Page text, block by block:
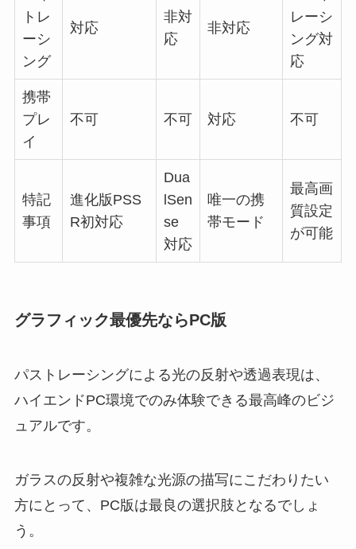
トレ
ーシ
ング
対応
非対
応
非対応
レーシ
ング対
応
携帯
プレ
イ
不可 不可 対応 不可
特記
事項
進化版PSS
R初対応
Dua
lSen
se
対応
唯一の携
帯モード
最高画
質設定
が可能
グラフィック最優先ならPC版
パストレーシングによる光の反射や透過表現は、
ハイエンドPC環境でのみ体験できる最高峰のビジ
ュアルです。
ガラスの反射や複雑な光源の描写にこだわりたい
方にとって、PC版は最良の選択肢となるでしょ
う。